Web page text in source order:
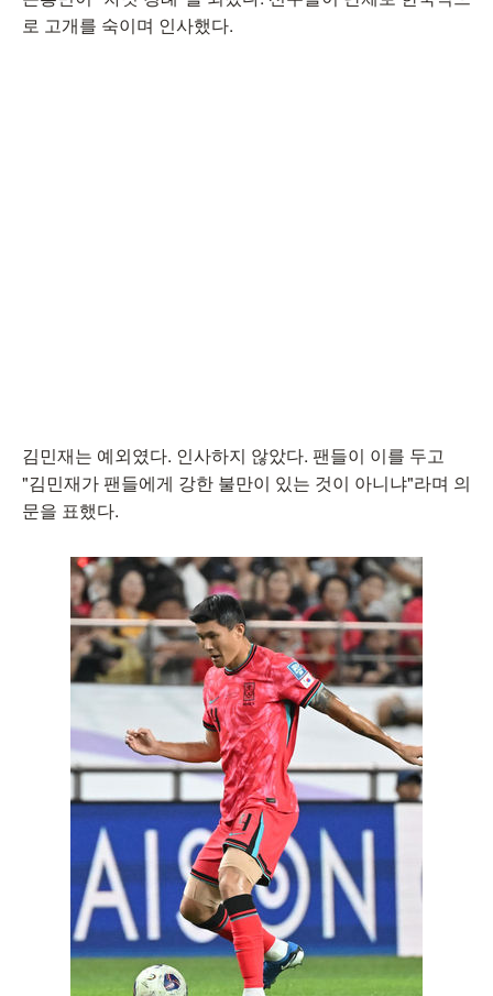
로 고개를 숙이며 인사했다.
김민재는 예외였다. 인사하지 않았다. 팬들이 이를 두고
"김민재가 팬들에게 강한 불만이 있는 것이 아니냐"라며 의
문을 표했다.